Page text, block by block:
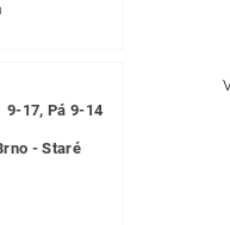
9-17, Pá 9-14
- Staré